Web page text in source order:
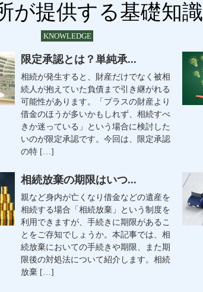
が提供する基礎知識
KNOWLEDGE
限定承認とは？単純承...
相続が発生すると、財産だけでなく被相
続人が抱えていた負債まで引き継がれる
可能性があります。「プラスの財産より
借金のほうが多いかもしれず、相続すべ
きか迷っている」という場合に検討した
いのが限定承認です。今回は、限定承認
の特 […]
相続放棄の期限はいつ...
親など身内が亡くなり借金などの遺産を
相続する場合「相続放棄」という制度を
利用できますが、手続きに期限があるこ
とをご存知でしょうか。本記事では、相
続放棄においての手続きや期限、また期
限後の対処法について紹介します。相続
放棄 […]